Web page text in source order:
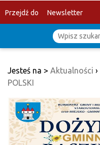
Przejdź do Newsletter
Jesteś na > Aktualności ›
POLSKI